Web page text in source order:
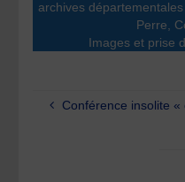
archives
Perre,
Images et prise
Conférence insolite